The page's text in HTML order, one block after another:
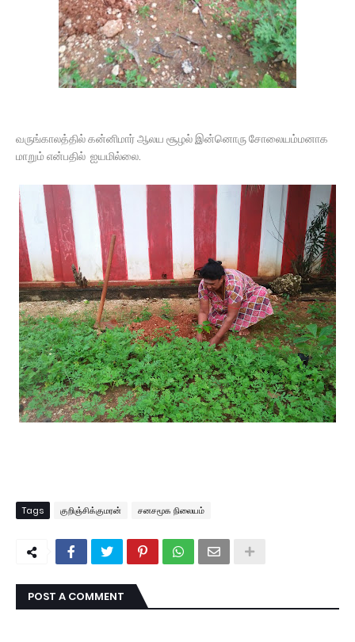
வருங்காலத்தில் கன்னிமார் ஆலய சூழல் இன்னொரு சோலையம்மனாக
மாறும் என்பதில் ஐயமில்லை.
Tags குறிஞ்சிக்குமரன் சனசமூக நிலையம்
POST A COMMENT